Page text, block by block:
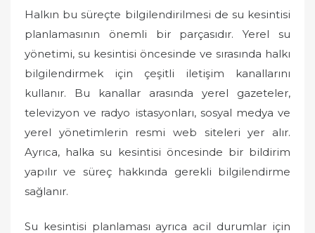
Halkın bu süreçte bilgilendirilmesi de su kesintisi
planlamasının önemli bir parçasıdır. Yerel su
yönetimi, su kesintisi öncesinde ve sırasında halkı
bilgilendirmek için çeşitli iletişim kanallarını
kullanır. Bu kanallar arasında yerel gazeteler,
televizyon ve radyo istasyonları, sosyal medya ve
yerel yönetimlerin resmi web siteleri yer alır.
Ayrıca, halka su kesintisi öncesinde bir bildirim
yapılır ve süreç hakkında gerekli bilgilendirme
sağlanır.
Su kesintisi planlaması ayrıca acil durumlar için